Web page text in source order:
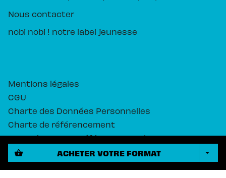
shopping_basket ACHETER VOTRE FORMAT arrow_drop_down
Nous contacter
nobi nobi ! notre label jeunesse
Mentions légales
CGU
Charte des Données Personnelles
Charte de référencement
Paramétrez vos préférences cookies